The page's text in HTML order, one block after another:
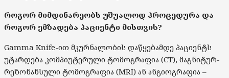
როგორ მიმდინარეობს უშუალოდ პროცედურა და
როგორ ემზადება პაციენტი მისთვის?
Gamma Knife-ით მკურნალობის დაწყებამდე პაციენტს
უტარდება კომპიუტერული ტომოგრაფია (CT), მაგნიტურ-
რეზონანსული ტომოგრაფია (MRI) ან ანგიოგრაფია –